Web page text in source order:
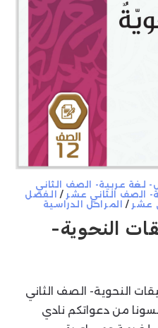
لغة عربية- الصف الثاني
الصف الثاني عشر /
الفصل
عشر / المراحل الدراسية
النحوية-
النحوية- الصف الثاني
من دعواتكم نادي